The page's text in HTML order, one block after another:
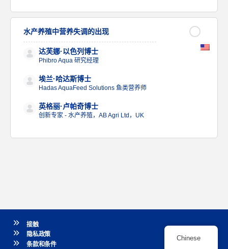
水产养殖中营养失调的出现
达芙娜·以色列博士
Phibro Aqua 研究经理
埃兰·哈达斯博士
Hadas AquaFeed Solutions 鱼类营养师
英格丽·卢帕奇博士
创新专家 - 水产养殖，AB Agri Ltd，UK
接触
隐私政策
条款和条件
Chinese